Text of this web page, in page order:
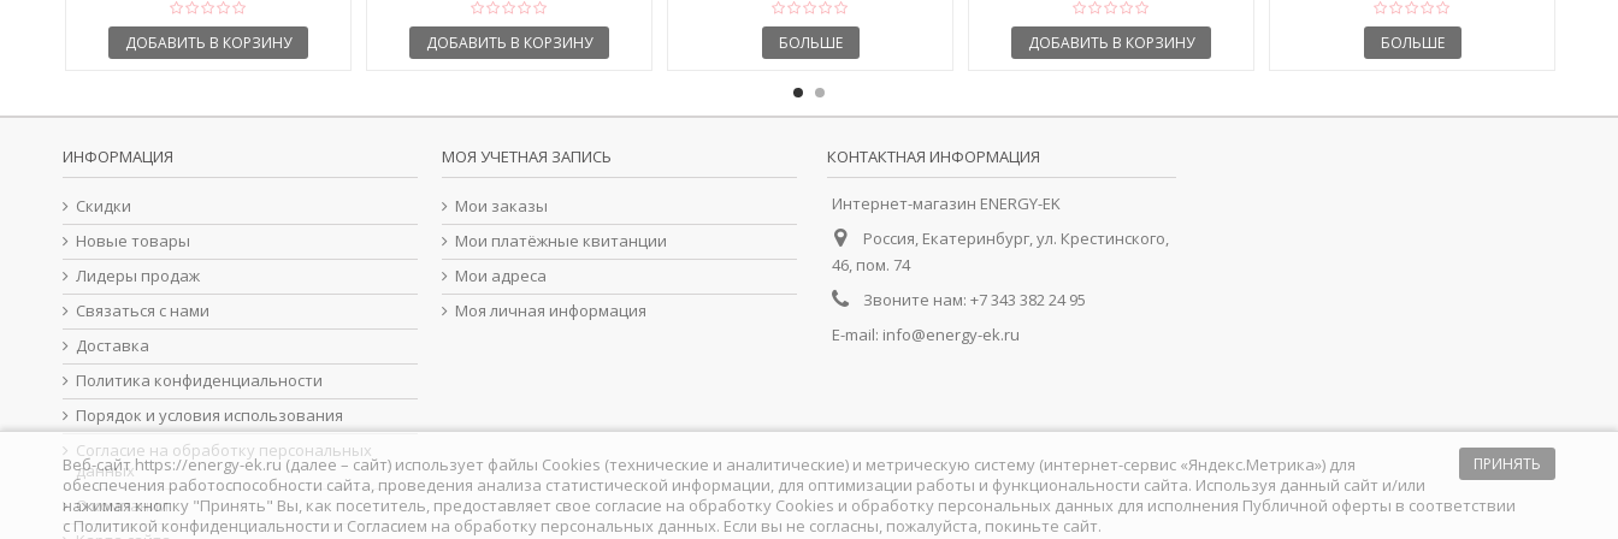
ДОБАВИТЬ В КОРЗИНУ ДОБАВИТЬ В КОРЗИНУ БОЛЬШЕ ДОБАВИТЬ В КОРЗИНУ БОЛЬШЕ
ИНФОРМАЦИЯ
Скидки
Новые товары
Лидеры продаж
Связаться с нами
Доставка
Политика конфиденциальности
Порядок и условия использования
Согласие на обработку персональных
данных
О компании
МОЯ УЧЕТНАЯ ЗАПИСЬ
Мои заказы
Мои платёжные квитанции
Мои адреса
Моя личная информация
КОНТАКТНАЯ ИНФОРМАЦИЯ
Интернет-магазин ENERGY-EK
Россия, Екатеринбург, ул. Крестинского,
46, пом. 74
Звоните нам: +7 343 382 24 95
E-mail: info@energy-ek.ru
ПРИНЯТЬ
Веб-сайт https://energy-ek.ru (далее – сайт) использует файлы Cookies (технические и аналитические) и метрическую систему (интернет-сервис «Яндекс.Метрика») для
обеспечения работоспособности сайта, проведения анализа статистической информации, для оптимизации работы и функциональности сайта. Используя данный сайт и/или
нажимая кнопку "Принять" Вы, как посетитель, предоставляет свое согласие на обработку Сookies и обработку персональных данных для исполнения Публичной оферты в соответствии
сПолитикой конфиденциальности и Согласием на обработку персональных данных. Если вы не согласны, пожалуйста, покиньте сайт.